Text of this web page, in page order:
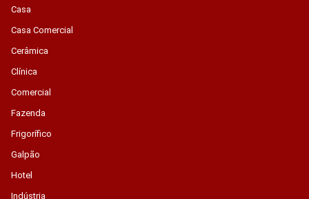
Casa
Casa Comercial
Cerâmica
Clínica
Comercial
Fazenda
Frigorífico
Galpão
Hotel
Indústria